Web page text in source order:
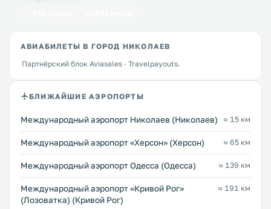
АВИАБИЛЕТЫ В ГОРОД НИКОЛАЕВ
Партнёрский блок Aviasales · Travelpayouts.
БЛИЖАЙШИЕ АЭРОПОРТЫ
Международный аэропорт Николаев (Николаев) ≈ 15 км
Международный аэропорт «Херсон» (Херсон) ≈ 65 км
Международный аэропорт Одесса (Одесса) ≈ 139 км
Международный аэропорт «Кривой Рог»
(Лозоватка) (Кривой Рог)
≈ 191 км